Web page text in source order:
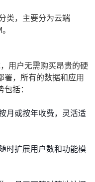
类，主要分为云端
用户无需购买昂贵的硬
署，所有的数据和应用
括：
月或按年收费，灵活适
时扩展用户数和功能模